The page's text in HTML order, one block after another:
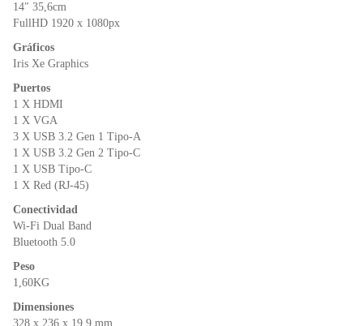
14″ 35,6cm
FullHD 1920 x 1080px
Gráficos
Iris Xe Graphics
Puertos
1 X HDMI
1 X VGA
3 X USB 3.2 Gen 1 Tipo-A
1 X USB 3.2 Gen 2 Tipo-C
1 X USB Tipo-C
1 X Red (RJ-45)
Conectividad
Wi-Fi Dual Band
Bluetooth 5.0
Peso
1,60KG
Dimensiones
328 x 236 x 19.9 mm